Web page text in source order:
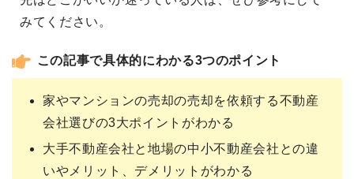
みてください。
この記事で具体的にわかる3つのポイント
家やマンションの売却の売却を依頼する不動産
会社選びの3大ポイントがわかる
大手不動産会社と地場の中小不動産会社との違
いやメリット、デメリットがわかる